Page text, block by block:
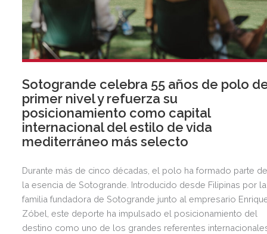
Sotogrande celebra 55 años de polo
primer nivel y refuerza su
posicionamiento como capital
internacional del estilo de vida
mediterráneo más selecto
Durante más de cinco décadas, el polo ha formado parte
la esencia de Sotogrande. Introducido desde Filipinas por la
familia fundadora de Sotogrande junto al empresario
Zóbel, este deporte ha impulsado el posicionamiento del
destino como uno de los grandes referentes